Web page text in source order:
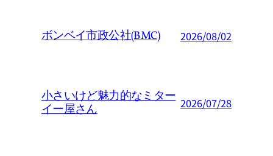
ボンベイ市政公社(BMC) 2026/08/02
小さいけど魅力的なミター
イー屋さん
2026/07/28